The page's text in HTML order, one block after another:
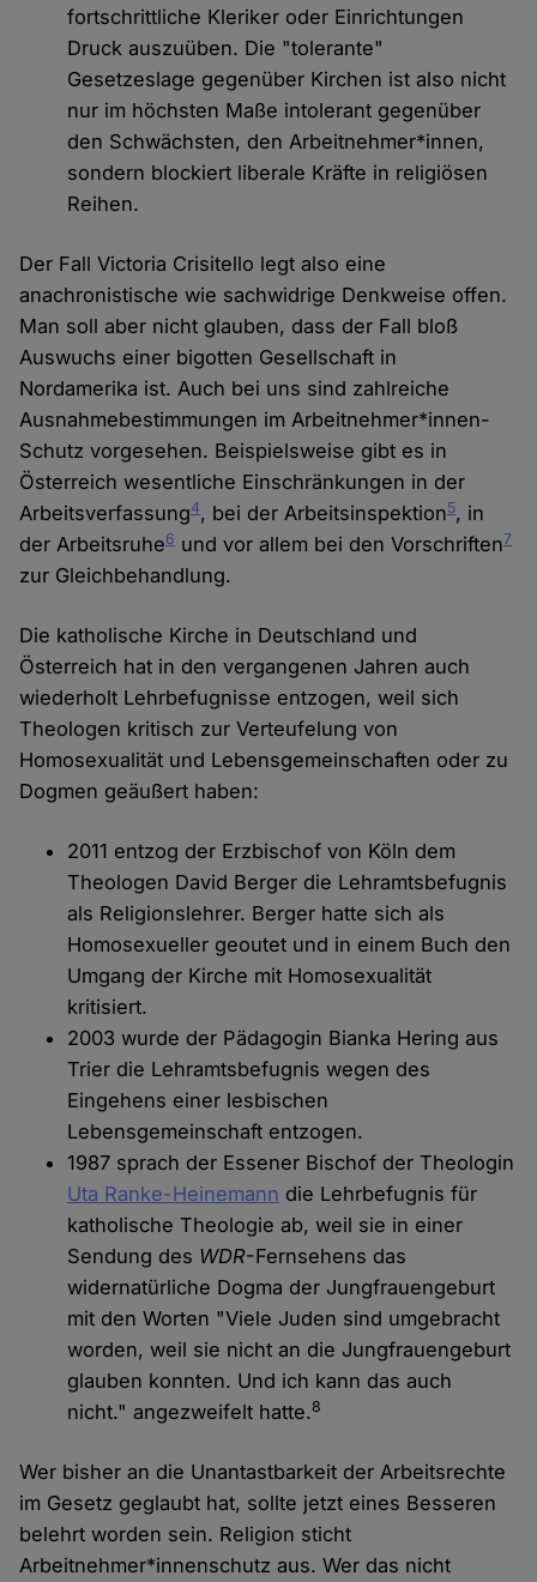
fortschrittliche Kleriker oder Einrichtungen
Druck auszuüben. Die "tolerante"
Gesetzeslage gegenüber Kirchen ist also nicht
nur im höchsten Maße intolerant gegenüber
den Schwächsten, den Arbeitnehmer*innen,
sondern blockiert liberale Kräfte in religiösen
Reihen.
Der Fall Victoria Crisitello legt also eine
anachronistische wie sachwidrige Denkweise offen.
Man soll aber nicht glauben, dass der Fall bloß
Auswuchs einer bigotten Gesellschaft in
Nordamerika ist. Auch bei uns sind zahlreiche
Ausnahmebestimmungen im Arbeitnehmer*innen-
Schutz vorgesehen. Beispielsweise gibt es in
Österreich wesentliche Einschränkungen in der
Arbeitsverfassung4, bei der Arbeitsinspektion5, in
der Arbeitsruhe6 und vor allem bei den Vorschriften7
zur Gleichbehandlung.
Die katholische Kirche in Deutschland und
Österreich hat in den vergangenen Jahren auch
wiederholt Lehrbefugnisse entzogen, weil sich
Theologen kritisch zur Verteufelung von
Homosexualität und Lebensgemeinschaften oder zu
Dogmen geäußert haben:
2011 entzog der Erzbischof von Köln dem
Theologen David Berger die Lehramtsbefugnis
als Religionslehrer. Berger hatte sich als
Homosexueller geoutet und in einem Buch den
Umgang der Kirche mit Homosexualität
kritisiert.
2003 wurde der Pädagogin Bianka Hering aus
Trier die Lehramtsbefugnis wegen des
Eingehens einer lesbischen
Lebensgemeinschaft entzogen.
1987 sprach der Essener Bischof der Theologin
Uta Ranke-Heinemann die Lehrbefugnis für
katholische Theologie ab, weil sie in einer
Sendung des WDR-Fernsehens das
widernatürliche Dogma der Jungfrauengeburt
mit den Worten "Viele Juden sind umgebracht
worden, weil sie nicht an die Jungfrauengeburt
glauben konnten. Und ich kann das auch
nicht." angezweifelt hatte.8
Wer bisher an die Unantastbarkeit der Arbeitsrechte
im Gesetz geglaubt hat, sollte jetzt eines Besseren
belehrt worden sein. Religion sticht
Arbeitnehmer*innenschutz aus. Wer das nicht